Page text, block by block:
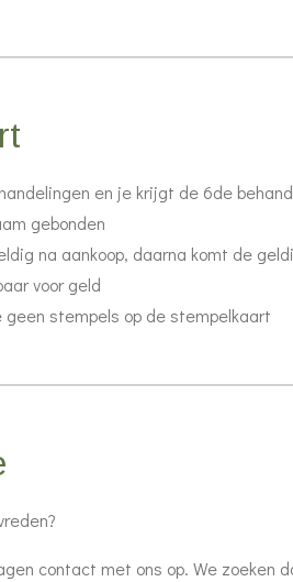
en je krijgt de 6de
gebonden
na aankoop, daarna komt de
voor geld
stempels op de stempelkaart
contact met ons op. We